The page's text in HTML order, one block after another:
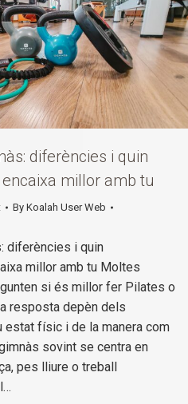
diferències i quin
millor amb tu
By Koalah User Web
diferències i quin
millor amb tu Moltes
si és millor fer Pilates o
resposta depèn dels
estat físic i de la manera com
sovint se centra en
pes lliure o treball